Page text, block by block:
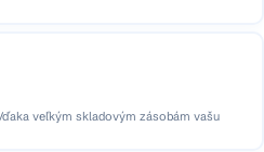
veľkým skladovým zásobám vašu